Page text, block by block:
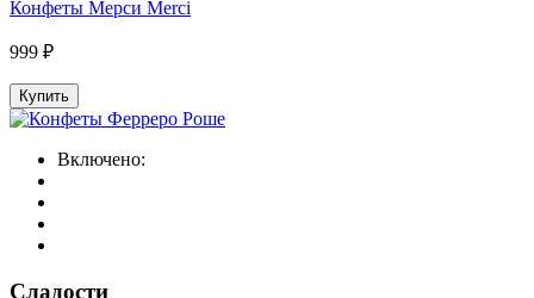
Конфеты Мерси Merci
999 ₽
Купить
Включено:
Сладости